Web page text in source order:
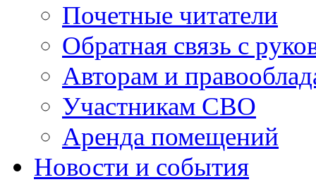
Почетные читатели
Обратная связь с
Авторам и
Участникам СВО
Аренда помещений
Новости и события